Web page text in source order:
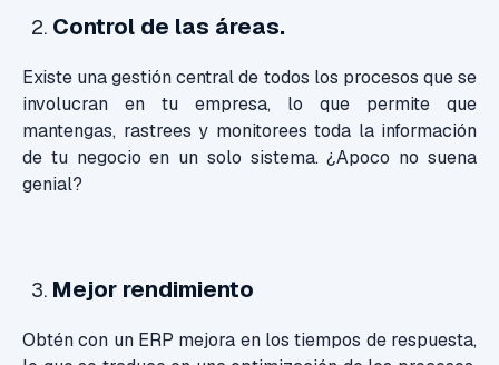
Control de las áreas.
Existe una gestión central de todos los procesos que se
involucran en tu empresa, lo que permite que
mantengas, rastrees y monitorees toda la información
de tu negocio en un solo sistema. ¿Apoco no suena
genial?
Mejor rendimiento
Obtén con un ERP mejora en los tiempos de respuesta,